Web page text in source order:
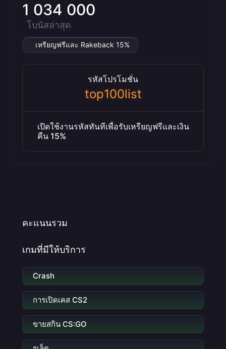
1 034 000
โบนัสล่าสุด
เหรียญฟรีและ Rakeback 15%
รหัสโปรโมชั่น
top100list
เปิดใช้งานรหัสทันทีเพื่อรับเหรียญฟรีและเงิน
คืน 15%
คะแนนรวม
เกมที่มีให้บริการ
Crash
การเปิดเคส CS2
ขายสกิน CS:GO